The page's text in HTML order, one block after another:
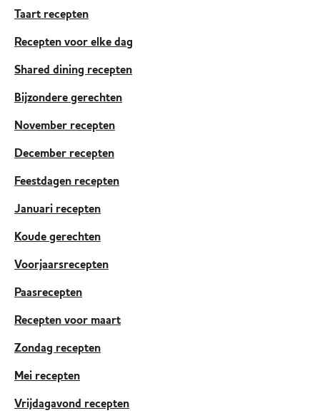
Taart recepten
Recepten voor elke dag
Shared dining recepten
Bijzondere gerechten
November recepten
December recepten
Feestdagen recepten
Januari recepten
Koude gerechten
Voorjaarsrecepten
Paasrecepten
Recepten voor maart
Zondag recepten
Mei recepten
Vrijdagavond recepten